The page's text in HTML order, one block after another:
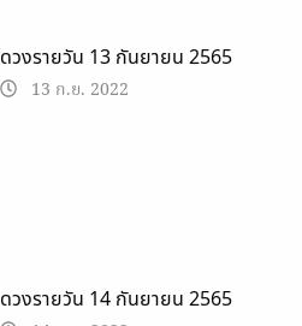
ดวงรายวัน 13 กันยายน 2565
13 ก.ย. 2022
ดวงรายวัน 14 กันยายน 2565